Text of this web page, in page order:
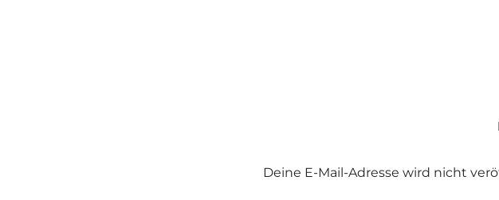
Deine E-Mail-Adresse wird nicht